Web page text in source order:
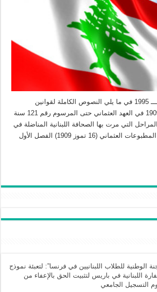
رقــم 121 سنة 1983 ــــ 1995 في ما يلي النصوص الكاملة لقوانين
المطبوعات منذ سنة 1909 في العهد العثماني حتى المرسوم رقم 121 سنة
المراحل التي مرت بها الصحافة اللبنانية المناضلة في
مختلف العقود . قانون المطبوعات العثماني (16 تموز 1909) الفصل الأول
الوطنية للطلاب اللبنانيين في فرنسا”: لتعبئة نموذج
اللبنانية في باريس لتثبيت الحق بالإعفاء من
التسجيل الجامعي